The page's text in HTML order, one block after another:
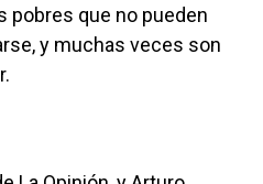
pobres que no pueden
y muchas veces son